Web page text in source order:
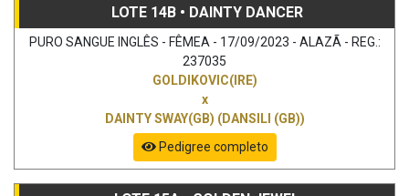
LOTE 14B • DAINTY DANCER
PURO SANGUE INGLÊS - FÊMEA - 17/09/2023 - ALAZÃ - REG.:
237035
GOLDIKOVIC(IRE)
x
DAINTY SWAY(GB) (DANSILI (GB))
Pedigree completo